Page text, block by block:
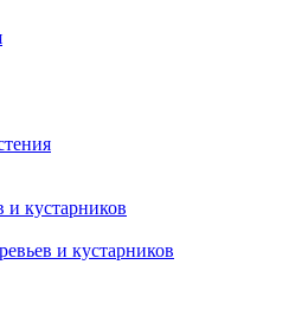
и кустарников
и кустарников